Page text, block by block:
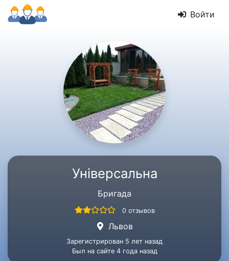
Войти
Універсальна
Бригада
0 отзывов
Львов
Зарегистрирован 5 лет назад
Был на сайте 4 года назад